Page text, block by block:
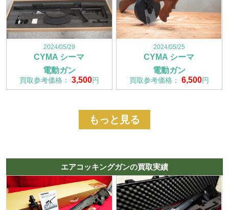
2024/05/29
CYMA シーマ
電動ガン
買取参考価格： 3,500円
2024/05/25
CYMA シーマ
電動ガン
買取参考価格： 6,500円
もっと見る
エアコッキングガンの買取実績